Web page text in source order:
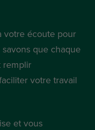
votre écoute pour
que chaque
remplir
votre travail
et vous